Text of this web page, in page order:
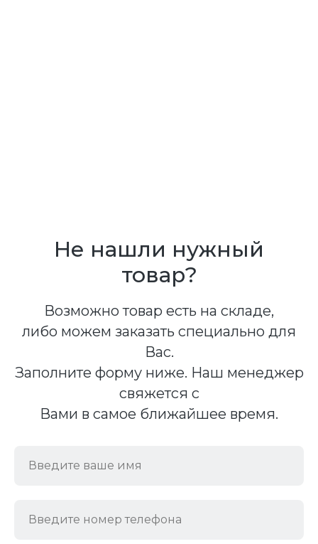
Не нашли нужный
товар?
Возможно товар есть на складе,
либо можем заказать специально для
Вас.
Заполните форму ниже. Наш менеджер
свяжется с
Вами в самое ближайшее время.